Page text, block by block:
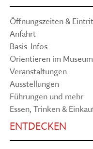
Öffnungszeiten &
Anfahrt
Basis-Infos
Orientieren im Museum
Veranstaltungen
Ausstellungen
Führungen und mehr
Essen, Trinken &
ENTDECKEN